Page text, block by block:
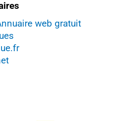
web gratuit